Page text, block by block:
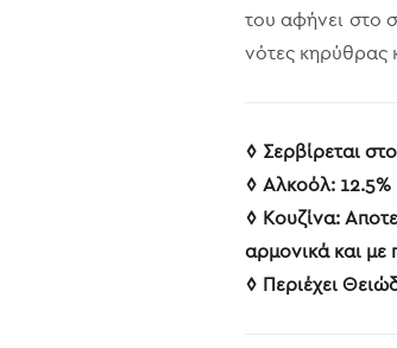
του αφήνει στο
νότες κηρύθρας
◊ Σερβίρεται
◊ Aλκοόλ: 12.5%
◊ Κουζίνα:
αρμονικά και με
◊ Περιέχει